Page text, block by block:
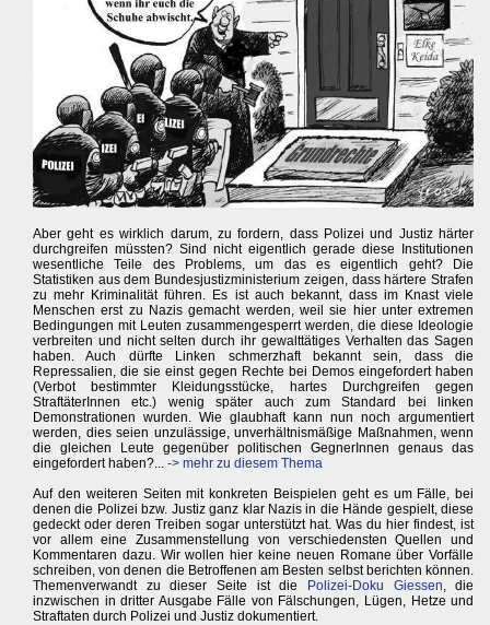
Aber geht es wirklich darum, zu fordern, dass Polizei und Justiz härter
durchgreifen müssten? Sind nicht eigentlich gerade diese Institutionen
wesentliche Teile des Problems, um das es eigentlich geht? Die
Statistiken aus dem Bundesjustizministerium zeigen, dass härtere Strafen
zu mehr Kriminalität führen. Es ist auch bekannt, dass im Knast viele
Menschen erst zu Nazis gemacht werden, weil sie hier unter extremen
Bedingungen mit Leuten zusammengesperrt werden, die diese Ideologie
verbreiten und nicht selten durch ihr gewalttätiges Verhalten das Sagen
haben. Auch dürfte Linken schmerzhaft bekannt sein, dass die
Repressalien, die sie einst gegen Rechte bei Demos eingefordert haben
(Verbot bestimmter Kleidungsstücke, hartes Durchgreifen gegen
StraftäterInnen etc.) wenig später auch zum Standard bei linken
Demonstrationen wurden. Wie glaubhaft kann nun noch argumentiert
werden, dies seien unzulässige, unverhältnismäßige Maßnahmen, wenn
die gleichen Leute gegenüber politischen GegnerInnen genaus das
eingefordert haben?... -> mehr zu diesem Thema
Auf den weiteren Seiten mit konkreten Beispielen geht es um Fälle, bei
denen die Polizei bzw. Justiz ganz klar Nazis in die Hände gespielt, diese
gedeckt oder deren Treiben sogar unterstützt hat. Was du hier findest, ist
vor allem eine Zusammenstellung von verschiedensten Quellen und
Kommentaren dazu. Wir wollen hier keine neuen Romane über Vorfälle
schreiben, von denen die Betroffenen am Besten selbst berichten können.
Themenverwandt zu dieser Seite ist die Polizei-Doku Giessen , die
inzwischen in dritter Ausgabe Fälle von Fälschungen, Lügen, Hetze und
Straftaten durch Polizei und Justiz dokumentiert.